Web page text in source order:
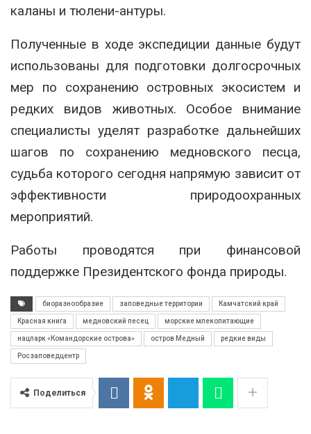
каланы и тюлени-антуры.
Полученные в ходе экспедиции данные будут
использованы для подготовки долгосрочных
мер по сохранению островных экосистем и
редких видов животных. Особое внимание
специалисты уделят разработке дальнейших
шагов по сохранению медновского песца,
судьба которого сегодня напрямую зависит от
эффективности природоохранных
мероприятий.
Работы проводятся при финансовой
поддержке Президентского фонда природы.
биоразнообразие заповедные территории Камчатский край
Красная книга медновский песец морские млекопитающие
нацпарк «Командорские острова» остров Медный редкие виды
Росзаповедцентр
Поделиться